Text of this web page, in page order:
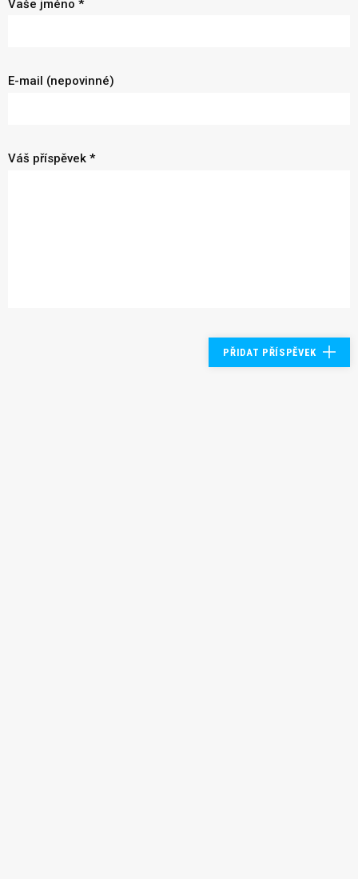
Vaše jméno *
E-mail (nepovinné)
Váš příspěvek *
PŘIDAT PŘÍSPĚVEK